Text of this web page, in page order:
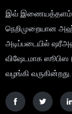
இவ் இணையத்தளம்
நெறிமுறையான
அடிப்படையில்
விஷேடமாக
வழங்கி வருகின்றது.